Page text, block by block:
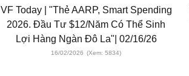
VF Today | "Thẻ AARP, Smart Spending
2026. Đầu Tư $12/Năm Có Thể Sinh
Lợi Hàng Ngàn Đô La"| 02/16/26
16/02/2026 (Xem: 5834)